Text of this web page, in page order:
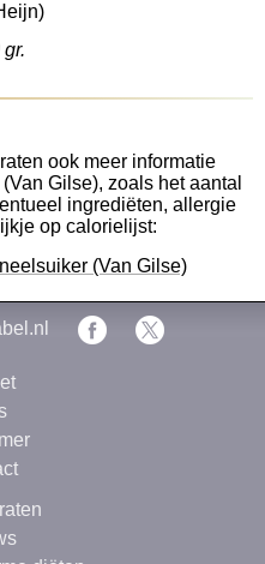
ook meer informatie
Gilse), zoals het aantal
ingrediëten, allergie
op calorielijst:
(Van Gilse)